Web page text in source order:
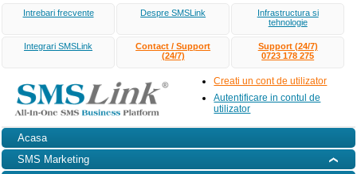
Intrebari frecvente Despre SMSLink
Infrastructura si
tehnologie
Integrari SMSLink
Contact / Support
(24/7)
Support (24/7)
0723 178 275
Creati un cont de utilizator
Autentificare in contul de
utilizator
Acasa
SMS Marketing